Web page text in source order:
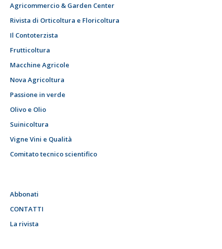
Agricommercio & Garden Center
Rivista di Orticoltura e Floricoltura
Il Contoterzista
Frutticoltura
Macchine Agricole
Nova Agricoltura
Passione in verde
Olivo e Olio
Suinicoltura
Vigne Vini e Qualità
Comitato tecnico scientifico
Abbonati
CONTATTI
La rivista